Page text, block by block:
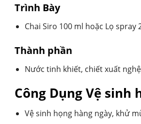
Trình Bày
Chai Siro 100 ml hoặc Lọ spray
Thành phần
Nước tinh khiết, chiết xuất
Công Dụng Vệ sinh
Vệ sinh họng hàng ngày, khử